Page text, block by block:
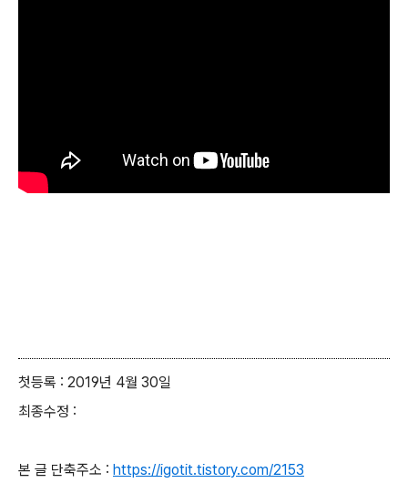
첫등록 : 2019년 4월 30일
최종수정 :
본 글 단축주소 : https://igotit.tistory.com/2153